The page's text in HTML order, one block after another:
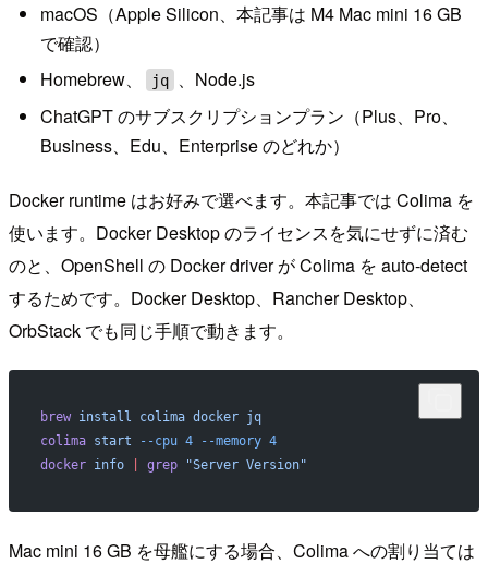
macOS（Apple Silicon、本記事は M4 Mac mini 16 GB
で確認）
Homebrew、
jq
、Node.js
ChatGPT のサブスクリプションプラン（Plus、Pro、
Business、Edu、Enterprise のどれか）
Docker runtime はお好みで選べます。本記事では Colima を
使います。Docker Desktop のライセンスを気にせずに済む
のと、OpenShell の Docker driver が Colima を auto-detect
するためです。Docker Desktop、Rancher Desktop、
OrbStack でも同じ手順で動きます。
brew install colima docker jq
colima start --cpu 4 --memory 4
docker info | grep "Server Version"
Mac mini 16 GB を母艦にする場合、Colima への割り当ては